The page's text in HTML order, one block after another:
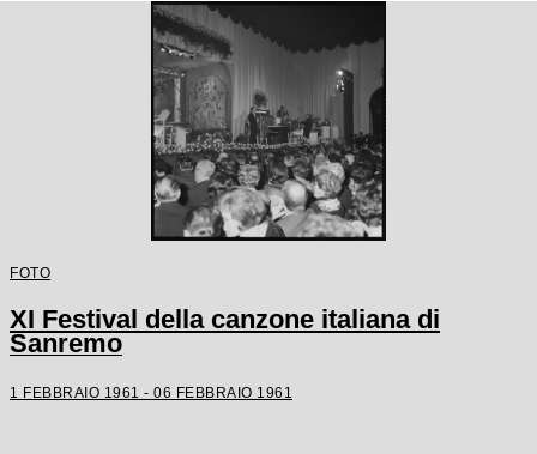
FOTO
XI Festival della canzone italiana di
Sanremo
1 FEBBRAIO 1961 - 06 FEBBRAIO 1961